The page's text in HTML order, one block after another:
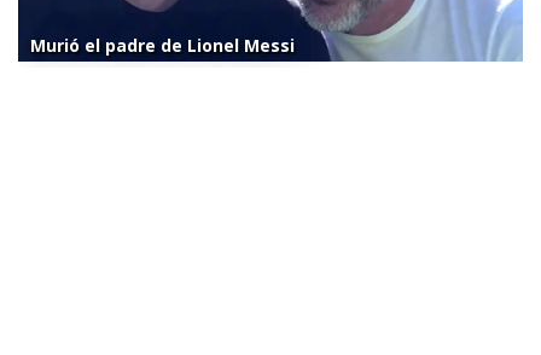
Murió el padre de Lionel Messi